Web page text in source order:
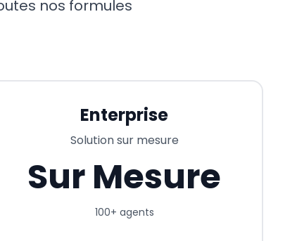
nos formules
Enterprise
Solution sur mesure
Sur Mesure
100+ agents